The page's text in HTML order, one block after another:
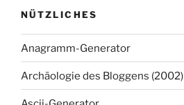
NÜTZLICHES
Anagramm-Generator
Archäologie des Bloggens (2002)